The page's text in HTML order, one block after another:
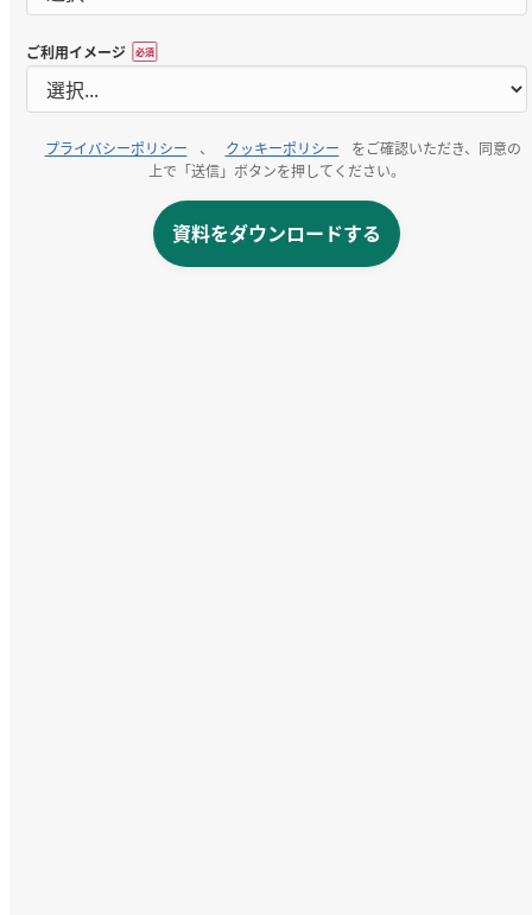
ご利用イメージ
プライバシーポリシー 、 クッキーポリシー
をご確認いただき、同意の
上で「送信」ボタンを押してください。
資料をダウンロードする